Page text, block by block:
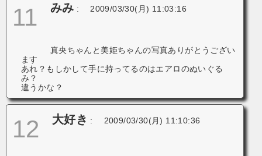
11 みみ : 2009/03/30(月) 11:03:16
真央ちゃんと美姫ちゃんの写真ありがとうござい
ます
あれ？もしかして手に持ってるのはエアロのぬいぐる
み？
違うかな？
12 大好き : 2009/03/30(月) 11:10:36